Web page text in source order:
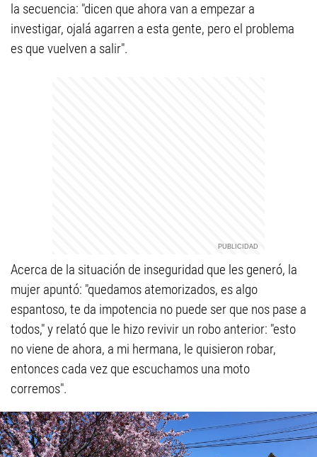
la secuencia: "dicen que ahora van a empezar a
investigar, ojalá agarren a esta gente, pero el problema
es que vuelven a salir".
Acerca de la situación de inseguridad que les generó, la
mujer apuntó: "quedamos atemorizados, es algo
espantoso, te da impotencia no puede ser que nos pase a
todos," y relató que le hizo revivir un robo anterior: "esto
no viene de ahora, a mi hermana, le quisieron robar,
entonces cada vez que escuchamos una moto
corremos".